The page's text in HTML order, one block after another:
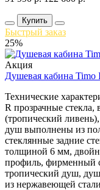
Купить
Быстрый заказ
25%
Акция
Душевая кабина Timo
Технические
R прозрачные
(тропический
душ выполнены из
стеклянные задние
толщиной 6 мм,
профиль, фирменный
тропический душ,
из нержавеющей